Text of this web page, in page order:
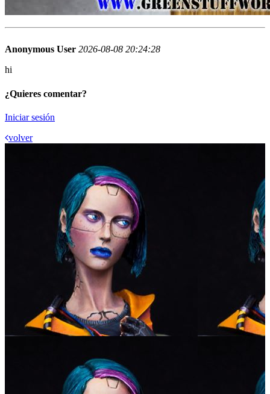
Anonymous User 2026-08-08 20:24:28
hi
¿Quieres comentar?
Iniciar sesión
volver